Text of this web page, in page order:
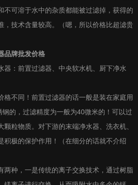
不可溶于水中的杂质都能被过滤掉，获得的
，技术含量较高。（嗯，所以价格比超滤贵
品牌批发价格
器：前置过滤器、中央软水机、厨下净水
格不同！前置过滤器的话一般是装在家庭用
的，过滤精度为一般为40微米的！可以过
颗粒物质。对下游的末端净水器、洗衣机、
积极的保护作用！（在细分的话就不介绍
两种，一是传统的离子交换技术，通过树脂